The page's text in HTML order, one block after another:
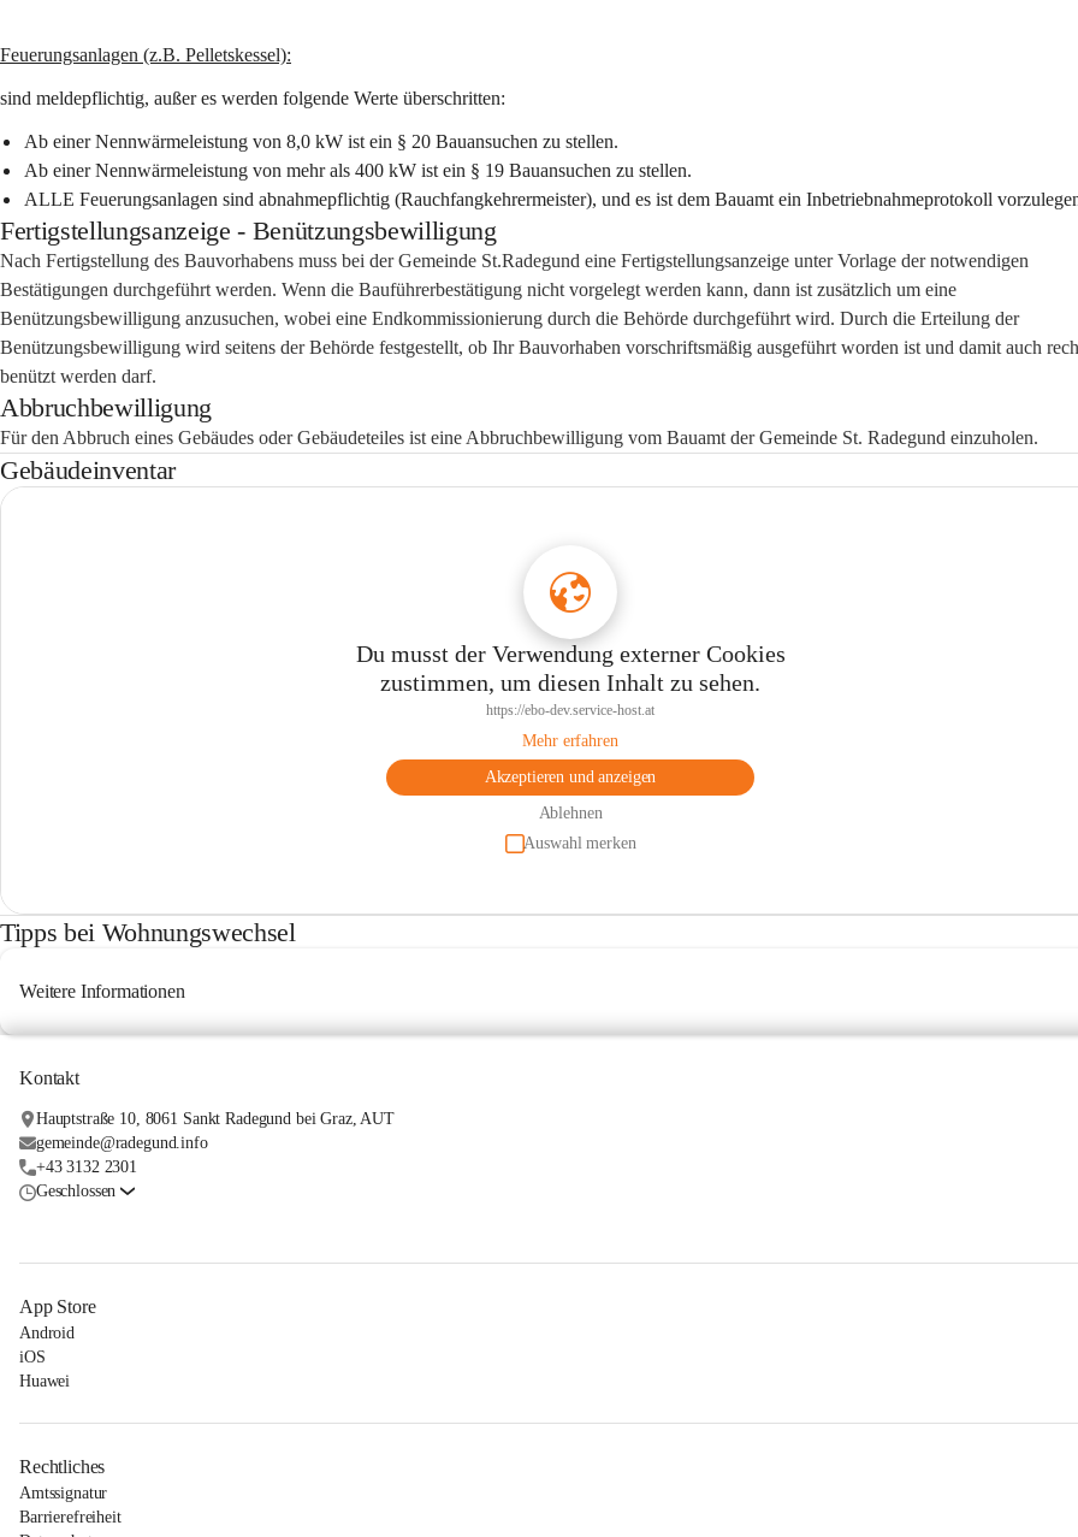
Feuerungsanlagen (z.B. Pelletskessel):
sind meldepflichtig, außer es werden folgende Werte überschritten:
Ab einer Nennwärmeleistung von 8,0 kW ist ein § 20 Bauansuchen zu stellen.
Ab einer Nennwärmeleistung von mehr als 400 kW ist ein § 19 Bauansuchen zu stellen.
ALLE Feuerungsanlagen sind abnahmepflichtig (Rauchfangkehrermeister), und es ist dem Bauamt ein Inbetriebnahmeprotokoll
Fertigstellungsanzeige - Benützungsbewilligung
Nach Fertigstellung des Bauvorhabens muss bei der Gemeinde St.Radegund eine Fertigstellungsanzeige unter Vorlage der notwendigen
Bestätigungen durchgeführt werden. Wenn die Bauführerbestätigung nicht vorgelegt werden kann, dann ist zusätzlich um eine
Benützungsbewilligung anzusuchen, wobei eine Endkommissionierung durch die Behörde durchgeführt wird. Durch die Erteilung der
Benützungsbewilligung wird seitens der Behörde festgestellt, ob Ihr Bauvorhaben vorschriftsmäßig ausgeführt worden ist und damit auch
benützt werden darf.
Abbruchbewilligung
Für den Abbruch eines Gebäudes oder Gebäudeteiles ist eine Abbruchbewilligung vom Bauamt der Gemeinde St. Radegund einzuholen.
Gebäudeinventar
Du musst der Verwendung externer Cookies
zustimmen, um diesen Inhalt zu sehen.
https://ebo-dev.service-host.at
Mehr erfahren
Akzeptieren und anzeigen
Ablehnen
Auswahl merken
Tipps bei Wohnungswechsel
Weitere Informationen
Kontakt
Hauptstraße 10, 8061 Sankt Radegund bei Graz, AUT
gemeinde@radegund.info
+43 3132 2301
Geschlossen
App Store
Android
iOS
Huawei
Rechtliches
Amtssignatur
Barrierefreiheit